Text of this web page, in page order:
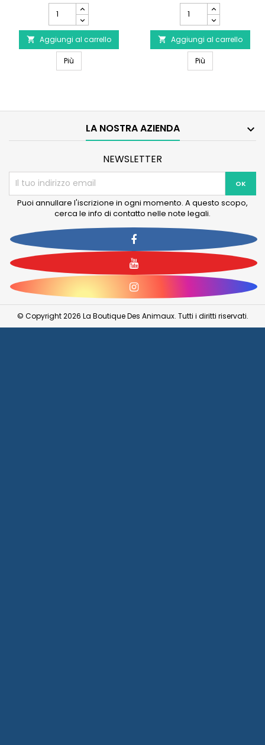
quantità
del
prodotto
SERA
Omnipur
 Aggiungi al carrello
PiùSERA Omnipur A
quantità
del
prodotto
SERA
Ectopur
 Aggiungi al carrello
PiùSERA Ectopur
LA NOSTRA AZIENDA 
NEWSLETTER
Puoi annullare l'iscrizione in ogni momento. A questo scopo,
cerca le info di contatto nelle note legali.
Facebook
YouTube
Instagram
© Copyright 2026 La Boutique Des Animaux. Tutti i diritti riservati.